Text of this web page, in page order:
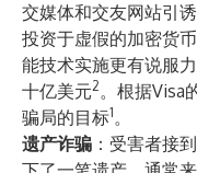
交媒体和交友网站引
投资于虚假的加密货
能技术实施更有说服
十亿美元2。根据Visa
骗局的目标1。
遗产诈骗 ：受害者接